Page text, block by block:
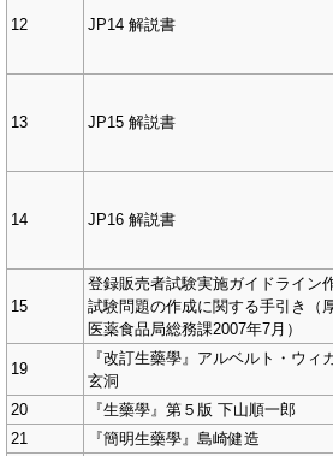
12 JP14 解説書
13 JP15 解説書
14 JP16 解説書
15
登録販売者試験実施ガイドライン
試験問題の作成に関する手引き（
医薬食品局総務課2007年7月）
19
『改訂生藥學』アルベルト・ウィ
玄洞
20
『生藥學』第５版 下山順一郎
21
『簡明生藥學』島崎健造